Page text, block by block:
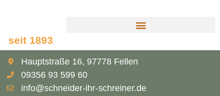
seit 1893
Hauptstraße 16, 97778 Fellen
09356 93 599 60
info@schneider-ihr-schreiner.de